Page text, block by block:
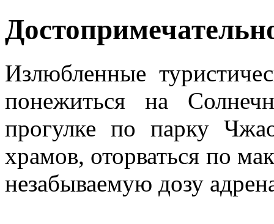
Излюбленные
понежиться на
прогулке по парку
храмов, оторваться по
незабываемую дозу